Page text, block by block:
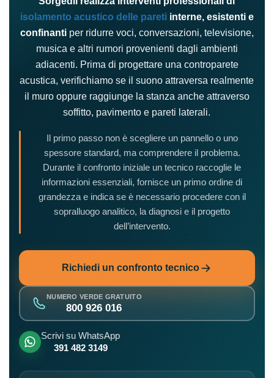
isolamento acustico delle paretiinterne, esistenti e
confinanti per ridurre voci, conversazioni, televisione,
musica e altri rumori provenienti dagli ambienti
adiacenti. Prima di progettare una controparete
acustica, verifichiamo se il suono attraversa realmente
il muro oppure raggiunge la stanza anche attraverso
soffitto, pavimento e pareti laterali.
Il primo passo non è scegliere un pannello o uno
spessore standard, ma comprendere il problema.
Durante il confronto iniziale un tecnico raccoglie le
informazioni essenziali, fornisce un primo ordine di
grandezza e indica se è necessario procedere con il
sopralluogo analitico, la diagnosi e il progetto
dell’intervento.
Richiedi un confronto tecnico
NUMERO VERDE GRATUITO
800 926 016
Scrivi su WhatsApp
391 482 3149